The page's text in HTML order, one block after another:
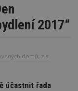
2017“
domů, z.s.
účastnit řada